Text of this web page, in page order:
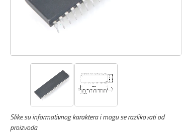
Slike su informativnog karaktera i mogu se razlikovati od
proizvoda